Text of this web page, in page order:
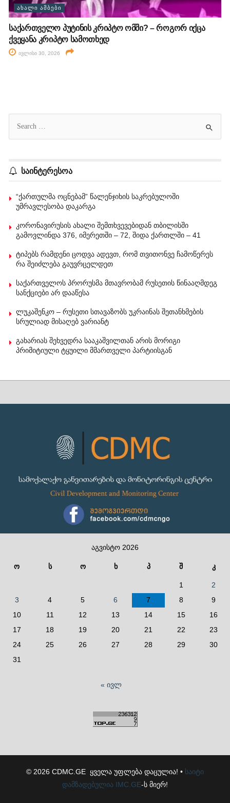
ᲐᲮᲐᲚᲘ ᲐᲛᲑᲔᲑᲘ
საქართველო პუტინის კრიპტო ომში? – როგორ იქცა
ქვეყანა კრიპტო სამოთხედ
ივლისი 30, 2026
საინტერესოა
“ქართულმა ოცნებამ” წალენჯიხის საკრებულოში
უმრავლესობა დაკარგა
კორონავირუსის ახალი შემთხვევებიდან თბილისში
გამოვლინდა 376, იმერეთში – 72, შიდა ქართლში – 41
ტიპებს რამდენი ცოდვა ადევთ, რომ თვითონვე ჩამოწერეს
რა შეიძლება გაუვრცელდეთ
საქართველოს პრორუსმა მთავრობამ რუსეთის წინააღმდეგ
სანქციები არ დააწესა
ლუკაშენკო – რუსეთი სთავაზობს უკრაინას შეთანხმების
სრულიად მისაღებ ვარიანტ
გახარიას შეხვედრა სააკაშვილთან არის მორიგი
პრიმიტიული ტყუილი მმართველი პარტიისგან
აგვისტო 2026
ო ს ო ხ პ შ კ
1
2
3
4 5 6 7 8
9
10
11 12 13 14 15
16
17
18 19 20 21 22
23
24
25 26 27 28 29
30
31
« ივლ
© 2026 CDMC.GE ყველა უფლება დაცულია! • საიტი
დამზადებულია
IMC.GE-ს მიერ!